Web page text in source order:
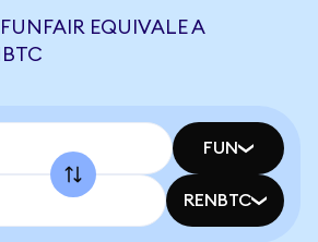
EQUIVALE A
FUN
RENBTC